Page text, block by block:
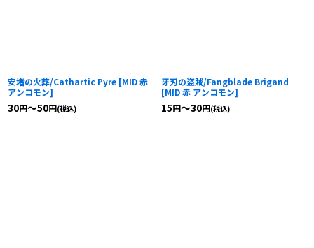
安堵の火葬/Cathartic Pyre [MID 赤
アンコモン]
30円～50円(税込)
牙刃の盗賊/Fangblade Brigand
[MID 赤 アンコモン]
15円～30円(税込)